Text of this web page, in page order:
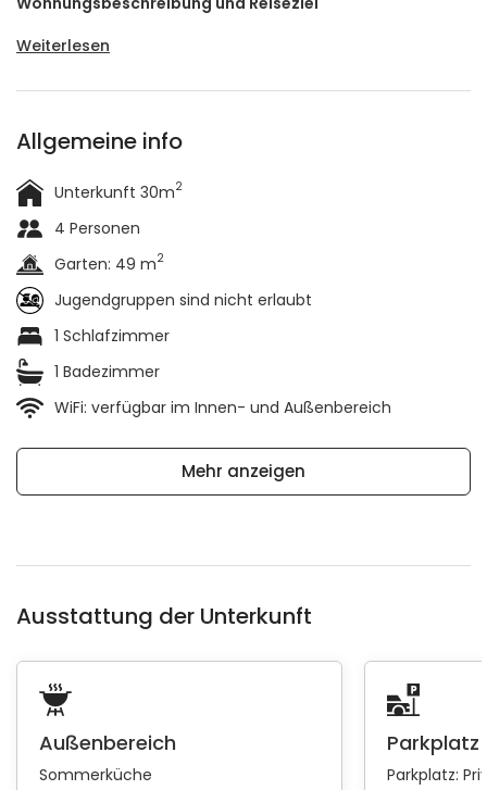
Weiterlesen
Allgemeine info
Unterkunft 30m2
4 Personen
Garten: 49 m2
Jugendgruppen sind nicht erlaubt
1 Schlafzimmer
1 Badezimmer
WiFi: verfügbar im Innen- und Außenbereich
Mehr anzeigen
Ausstattung der Unterkunft
Außenbereich
Sommerküche
Parkplatz
Parkplatz: